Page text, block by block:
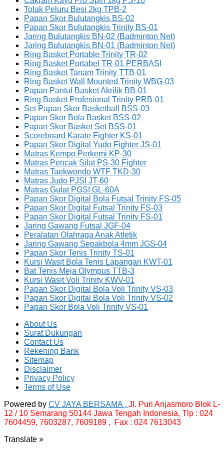
Tolak Peluru Besi 2kg TPB-2
Papan Skor Bulutangkis BS-02
Papan Skor Bulutangkis Trinity BS-01
Jaring Bulutangkis BN-02 (Badminton Net)
Jaring Bulutangkis BN-01 (Badminton Net)
Ring Basket Portable Trinity TR-02
Ring Basket Portabel TR-01 PERBASI
Ring Basket Tanam Trinity TTB-01
Ring Basket Wall Mounted Trinity WBG-03
Papan Pantul Basket Akrilik BB-01
Ring Basket Profesional Trinity PRB-01
Set Papan Skor Basketball BSS-03
Papan Skor Bola Basket BSS-02
Papan Skor Basket Set BSS-01
Scoreboard Karate Fighter KS-01
Papan Skor Digital Yudo Fighter JS-01
Matras Kempo Perkemi KP-30
Matras Pencak Silat PS-30 Fighter
Matras Taekwondo WTF TKD-30
Matras Judo PJSI JT-60
Matras Gulat PGSI GL-60A
Papan Skor Digital Bola Futsal Trinity FS-05
Papan Skor Digital Futsal Trinity FS-03
Papan Skor Digital Futsal Trinity FS-01
Jaring Gawang Futsal JGF-04
Peralatan Olahraga Anak Atletik
Jaring Gawang Sepakbola 4mm JGS-04
Papan Skor Tenis Trinity TS-01
Kursi Wasit Bola Tenis Lapangan KWT-01
Bat Tenis Meja Olympus TTB-3
Kursi Wasit Voli Trinity KWV-01
Papan Skor Digital Bola Voli Trinity VS-03
Papan Skor Digital Bola Voli Trinity VS-02
Papan Skor Bola Voli Trinity VS-01
About Us
Surat Dukungan
Contact Us
Rekening Bank
Sitemap
Disclaimer
Privacy Policy
Terms of Use
Powered by CV JAYA BERSAMA , Jl. Puri Anjasmoro Blok L-
12 / 10 Semarang 50144 Jawa Tengah Indonesia, Tlp : 024
7604459, 7603287, 7609189 , Fax : 024 7613043
Translate »